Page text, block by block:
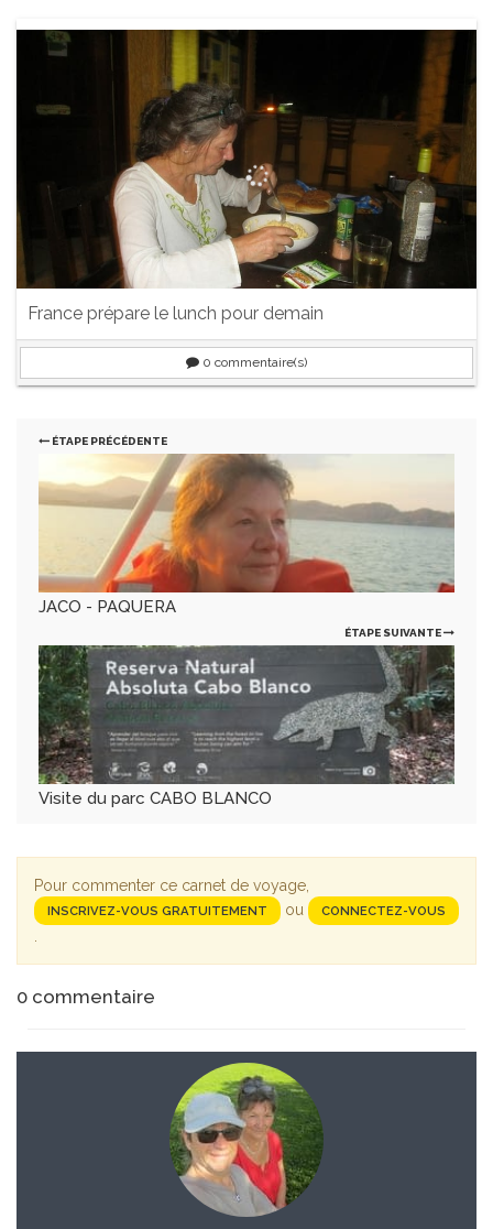
France prépare le lunch pour demain
0 commentaire(s)
ÉTAPE PRÉCÉDENTE
JACO - PAQUERA
ÉTAPE SUIVANTE
Visite du parc CABO BLANCO
Pour commenter ce carnet de voyage,
INSCRIVEZ-VOUS GRATUITEMENT ou CONNECTEZ-VOUS
0 commentaire